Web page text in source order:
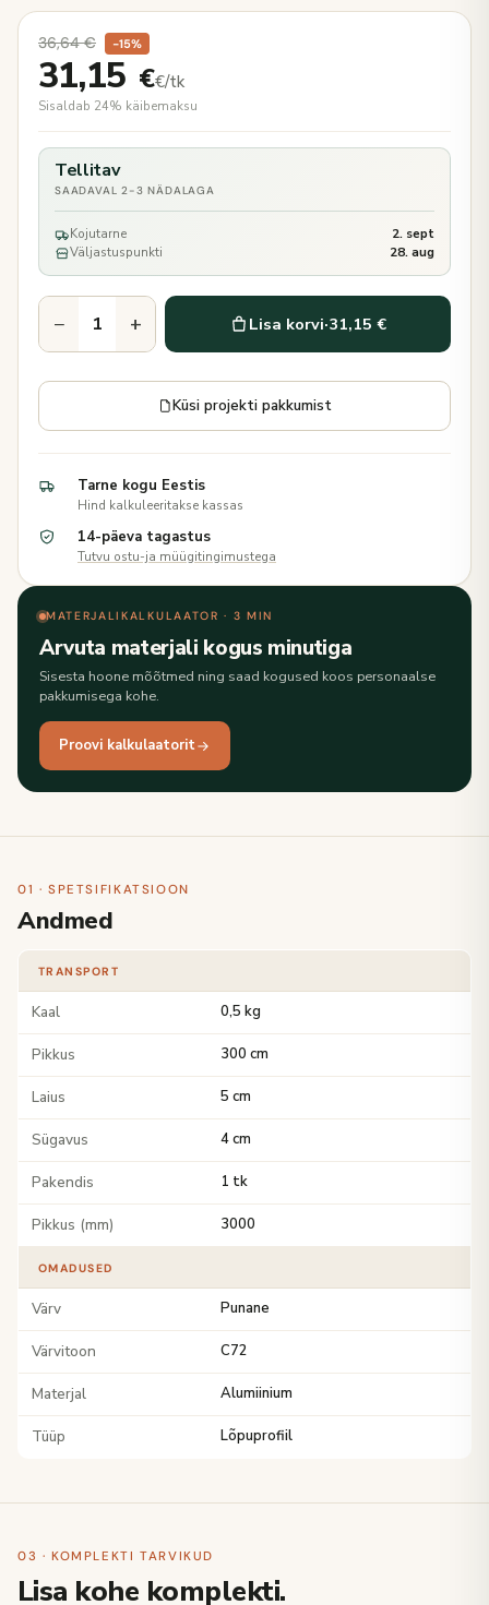
36,64€ −15%
31,15 €€/tk
Sisaldab 24% käibemaksu
Tellitav
SAADAVAL 2-3 NÄDALAGA
Kojutarne
2. sept
Väljastuspunkti
28. aug
− + Lisa korvi·31,15 €
Küsi projekti pakkumist
Tarne kogu Eestis
Hind kalkuleeritakse kassas
14-päeva tagastus
Tutvu ostu-ja müügitingimustega
MATERJALIKALKULAATOR · 3 MIN
Arvuta materjali kogus minutiga
Sisesta hoone mõõtmed ning saad kogused koos personaalse
pakkumisega kohe.
Proovi kalkulaatorit
01 · SPETSIFIKATSIOON
Andmed
TRANSPORT
Kaal 0,5 kg
Pikkus 300 cm
Laius 5 cm
Sügavus 4 cm
Pakendis 1 tk
Pikkus (mm) 3000
OMADUSED
Värv Punane
Värvitoon C72
Materjal Alumiinium
Tüüp Lõpuprofiil
03 · KOMPLEKTI TARVIKUD
Lisa kohe komplekti.